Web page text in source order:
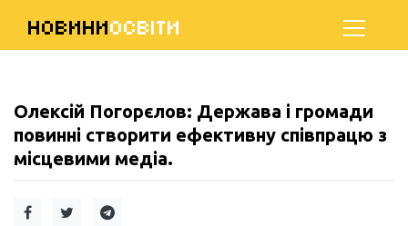
НОВИНИОСВІТИ
Олексій Погорєлов: Держава і громади
повинні створити ефективну співпрацю з
місцевими медіа.